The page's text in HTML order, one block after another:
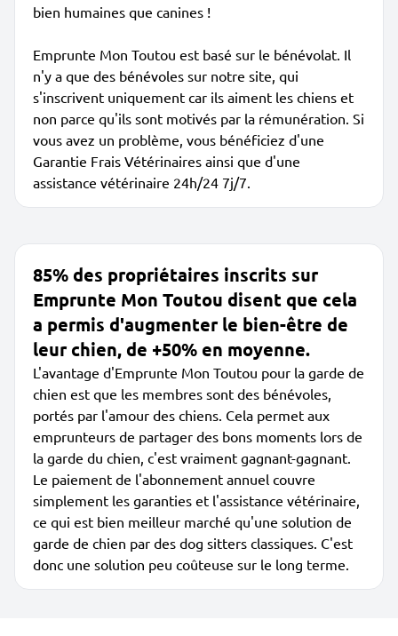
bien humaines que canines !
Emprunte Mon Toutou est basé sur le bénévolat. Il
n'y a que des bénévoles sur notre site, qui
s'inscrivent uniquement car ils aiment les chiens et
non parce qu'ils sont motivés par la rémunération. Si
vous avez un problème, vous bénéficiez d'une
Garantie Frais Vétérinaires ainsi que d'une
assistance vétérinaire 24h/24 7j/7.
85% des propriétaires inscrits sur
Emprunte Mon Toutou disent que cela
a permis d'augmenter le bien-être de
leur chien, de +50% en moyenne.
L'avantage d'Emprunte Mon Toutou pour la garde de
chien est que les membres sont des bénévoles,
portés par l'amour des chiens. Cela permet aux
emprunteurs de partager des bons moments lors de
la garde du chien, c'est vraiment gagnant-gagnant.
Le paiement de l'abonnement annuel couvre
simplement les garanties et l'assistance vétérinaire,
ce qui est bien meilleur marché qu'une solution de
garde de chien par des dog sitters classiques. C'est
donc une solution peu coûteuse sur le long terme.